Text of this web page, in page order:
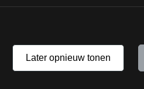
later opnieuw tonen